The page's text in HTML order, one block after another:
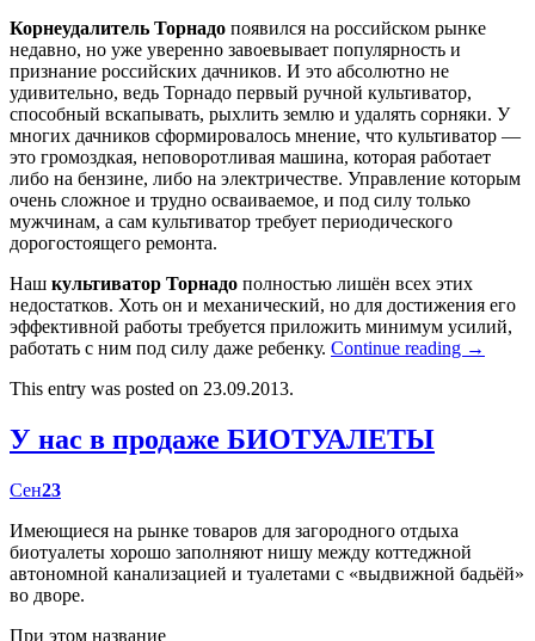
Корнеудалитель Торнадо появился на российском рынке
недавно, но уже уверенно завоевывает популярность и
признание российских дачников. И это абсолютно не
удивительно, ведь Торнадо первый ручной культиватор,
способный вскапывать, рыхлить землю и удалять сорняки. У
многих дачников сформировалось мнение, что культиватор —
это громоздкая, неповоротливая машина, которая работает
либо на бензине, либо на электричестве. Управление которым
очень сложное и трудно осваиваемое, и под силу только
мужчинам, а сам культиватор требует периодического
дорогостоящего ремонта.
Наш культиватор Торнадо полностью лишён всех этих
недостатков. Хоть он и механический, но для достижения его
эффективной работы требуется приложить минимум усилий,
работать с ним под силу даже ребенку. Continue reading →
This entry was posted on 23.09.2013.
У нас в продаже БИОТУАЛЕТЫ
Сен23
Имеющиеся на рынке товаров для загородного отдыха
биотуалеты хорошо заполняют нишу между коттеджной
автономной канализацией и туалетами с «выдвижной бадьёй»
во дворе.
При этом название